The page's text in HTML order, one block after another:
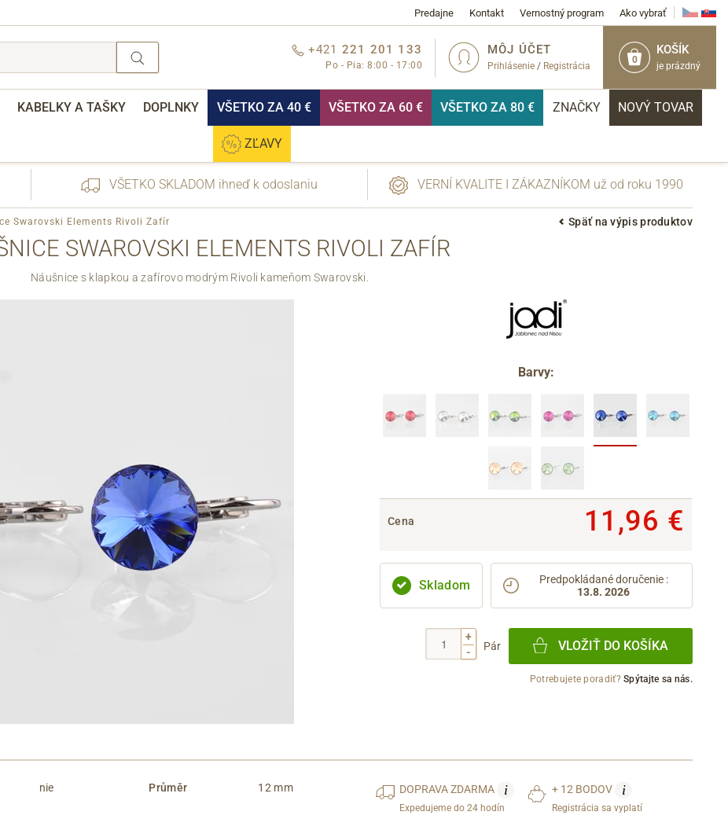
Predajne Kontakt Vernostný program Ako vybrať
0
KOŠÍK
je prázdný
MÔJ ÚČET
Prihlásenie / Registrácia
+421 221 201 133
Po - Pia: 8:00 - 17:00
KABELKY A TAŠKY DOPLNKY VŠETKO ZA 40 € VŠETKO ZA 60 € VŠETKO ZA 80 € ZNAČKY NOVÝ TOVAR
ZĽAVY
VŠETKO SKLADOM ihneď k odoslaniu VERNÍ KVALITE I ZÁKAZNÍKOM už od roku 1990
Späť na výpis produktov
Swarovski Elements Rivoli Zafír
SWAROVSKI ELEMENTS RIVOLI ZAFÍR
Náušnice s klapkou a zafírovo modrým Rivoli kameňom Swarovski.
Barvy:
Cena 11,96 €
Skladom Predpokládané doručenie :
13.8. 2026
+
-
Pár VLOŽIŤ DO KOŠÍKA
Potrebujete poradiť?Spýtajte sa nás.
nie Průměr 12 mm DOPRAVAZDARMA i
Expedujeme do 24 hodín
+ 12 BODOV i
Registrácia sa vyplatí